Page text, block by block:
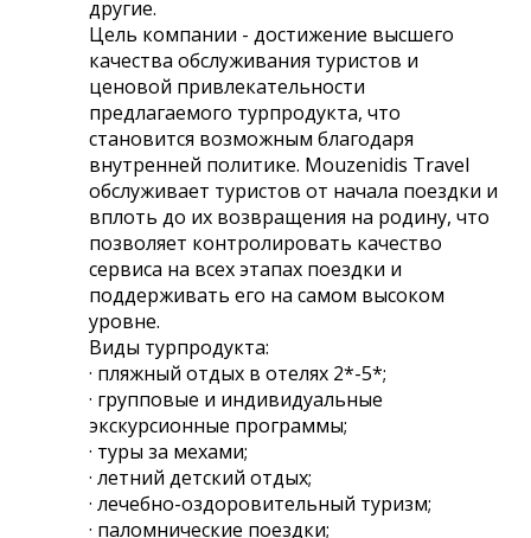
другие.
Цель компании - достижение высшего
качества обслуживания туристов и
ценовой привлекательности
предлагаемого турпродукта, что
становится возможным благодаря
внутренней политике. Mouzenidis Travel
обслуживает туристов от начала поездки и
вплоть до их возвращения на родину, что
позволяет контролировать качество
сервиса на всех этапах поездки и
поддерживать его на самом высоком
уровне.
Виды турпродукта:
· пляжный отдых в отелях 2*-5*;
· групповые и индивидуальные
экскурсионные программы;
· туры за мехами;
· летний детский отдых;
· лечебно-оздоровительный туризм;
· паломнические поездки;